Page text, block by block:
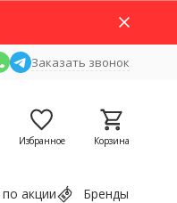
Заказать звонок
Избранное Корзина
акции Бренды